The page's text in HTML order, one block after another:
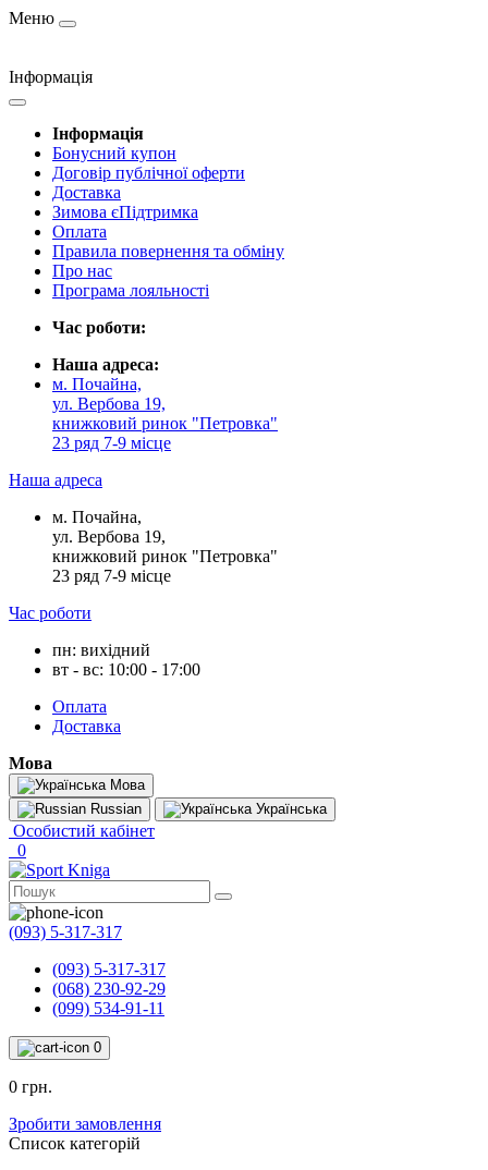
Меню
Інформація
Інформація
Бонусний купон
Договір публічної оферти
Доставка
Зимова єПідтримка
Оплата
Правила повернення та обміну
Про нас
Програма лояльності
Час роботи:
Наша адреса:
м. Почайна,
ул. Вербова 19,
книжковий ринок "Петровка"
23 ряд 7-9 місце
Наша адреса
м. Почайна,
ул. Вербова 19,
книжковий ринок "Петровка"
23 ряд 7-9 місце
Час роботи
пн: вихідний
вт - вс: 10:00 - 17:00
Оплата
Доставка
Мова
Мова
Russian
Українська
Особистий кабінет
0
(093) 5-317-317
(093) 5-317-317
(068) 230-92-29
(099) 534-91-11
0
0 грн.
Зробити замовлення
Список категорій